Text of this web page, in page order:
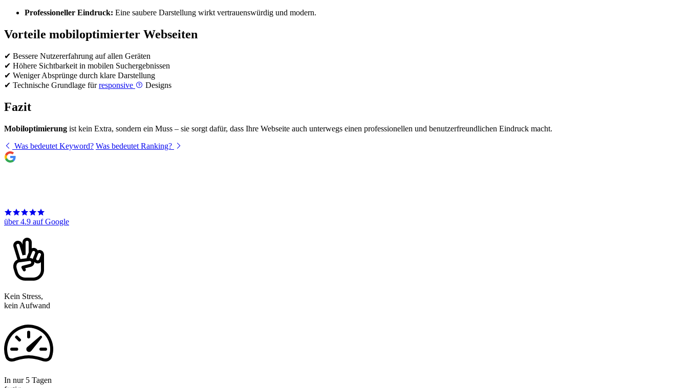
Professioneller Eindruck: Eine saubere Darstellung wirkt vertrauenswürdig und modern.
Vorteile mobiloptimierter Webseiten
✔ Bessere Nutzererfahrung auf allen Geräten
✔ Höhere Sichtbarkeit in mobilen Suchergebnissen
✔ Weniger Absprünge durch klare Darstellung
✔ Technische Grundlage fürresponsive Designs
Fazit
Mobiloptimierung ist kein Extra, sondern ein Muss – sie sorgt dafür, dass Ihre Webseite auch unterwegs einen professionellen und benutzerfreundlichen Eindruck macht.
Was bedeutet Keyword? Was bedeutet Ranking?
über 4.9 auf Google
Kein Stress,
kein Aufwand
In nur 5 Tagen